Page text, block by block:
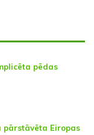
pēdas
pārstāvēta Eiropas